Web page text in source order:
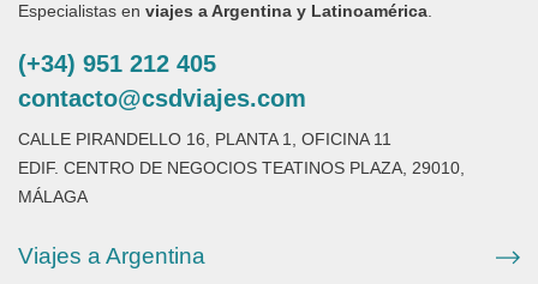
Especialistas en viajes a Argentina y Latinoamérica.
(+34) 951 212 405
contacto@csdviajes.com
CALLE PIRANDELLO 16, PLANTA 1, OFICINA 11
EDIF. CENTRO DE NEGOCIOS TEATINOS PLAZA, 29010,
MÁLAGA
Viajes a Argentina